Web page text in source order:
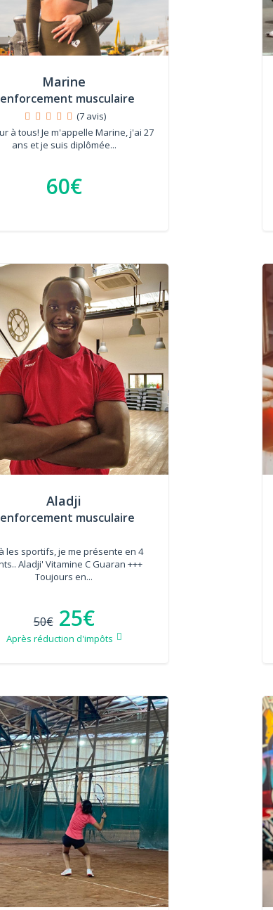
Marine
musculaire
(7 avis)
à tous! Je m'appelle Marine, j'ai 27
ans et je suis diplômée...
60€
Aladji
musculaire
les sportifs, je me présente en 4
Aladji' Vitamine C Guaran +++
Toujours en...
50€ 25€
Après réduction d'impôts